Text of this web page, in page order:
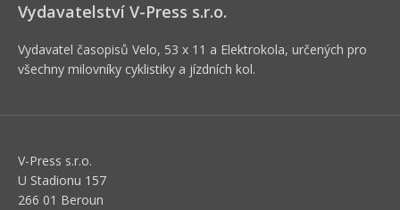
Vydavatelství V-Press s.r.o.
Vydavatel časopisů Velo, 53 x 11 a Elektrokola, určených pro
všechny milovníky cyklistiky a jízdních kol.
V-Press s.r.o.
U Stadionu 157
266 01 Beroun